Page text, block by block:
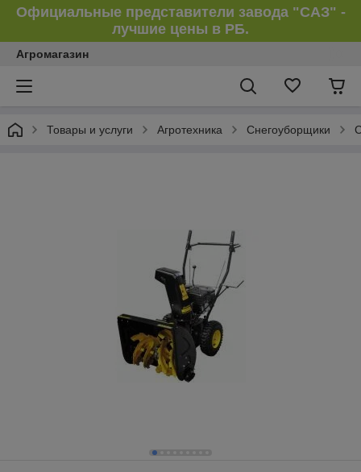
Официальные представители завода "САЗ" -
лучшие цены в РБ.
Агромагазин
Товары и услуги Агротехника Снегоуборщики